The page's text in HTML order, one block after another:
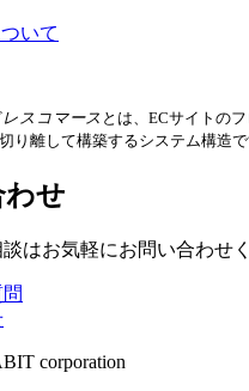
いて
スコマース とは、ECサイトの
り離して構築するシステム構造で
わせ
はお気軽にお問い合わせ